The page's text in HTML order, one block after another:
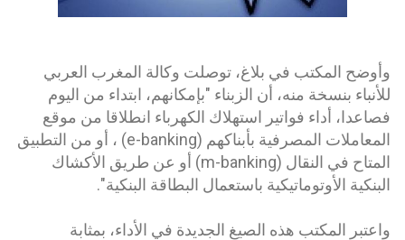
وأوضح المكتب في بلاغ، توصلت وكالة المغرب العربي
للأنباء بنسخة منه، أن الزبناء "بإمكانهم، ابتداء من اليوم
فصاعدا، أداء فواتير استهلاك الكهرباء انطلاقا من موقع
المعاملات المصرفية بأبناكهم (e-banking) ، أو من التطبيق
المتاح في النقال (m-banking) أو عن طريق الأكشاك
البنكية الأوتوماتيكية باستعمال البطاقة البنكية".
واعتبر المكتب هذه الصيغ الجديدة في الأداء، بمثابة